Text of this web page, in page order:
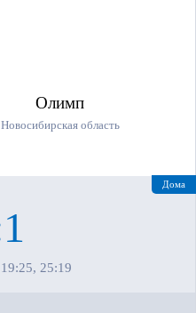
Олимп
Новосибирская область
Дома
25:19